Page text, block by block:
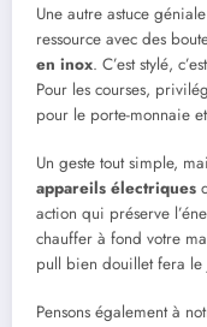
Une autre astuce
ressource avec des
en inox. C’est stylé,
Pour les courses,
pour le porte-monnaie
Un geste tout simple,
appareils électriques
action qui préserve
chauffer à fond votre
pull bien douillet fera le
Pensons également à